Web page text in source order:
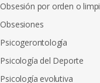
Obsesión por orden o
Obsesiones
Psicogerontología
Psicología del Deporte
Psicología evolutiva